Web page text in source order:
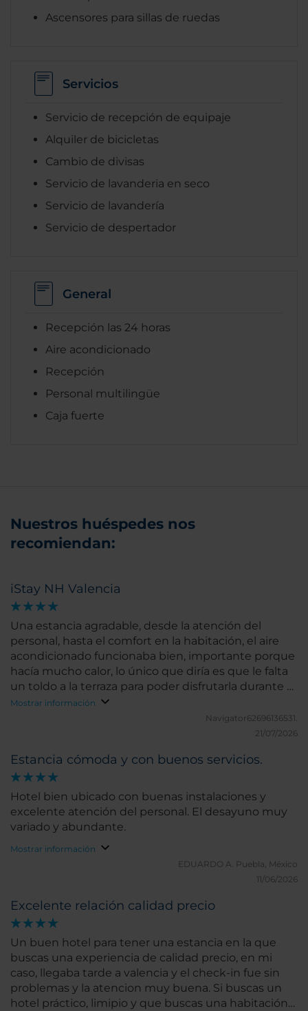
Ascensores para sillas de ruedas
Servicios
Servicio de recepción de equipaje
Alquiler de bicicletas
Cambio de divisas
Servicio de lavanderia en seco
Servicio de lavandería
Servicio de despertador
General
Recepción las 24 horas
Aire acondicionado
Recepción
Personal multilingüe
Caja fuerte
Nuestros huéspedes nos
recomiendan:
iStay NH Valencia
Una estancia agradable, desde la atención del
personal, hasta el comfort en la habitación, el aire
acondicionado funcionaba bien, importante porque
hacía mucho calor, lo único que diría es que le falta
un toldo a la terraza para poder disfrutarla durante el
día.
Mostrar información
Navigator62696136531.
21/07/2026
Estancia cómoda y con buenos servicios.
Hotel bien ubicado con buenas instalaciones y
excelente atención del personal. El desayuno muy
variado y abundante.
Mostrar información
EDUARDO A.
Puebla, México
11/06/2026
Excelente relación calidad precio
Un buen hotel para tener una estancia en la que
buscas una experiencia de calidad precio, en mi
caso, llegaba tarde a valencia y el check-in fue sin
problemas y la atencion muy buena. Si buscas un
hotel práctico, limipio y que buscas una habitación